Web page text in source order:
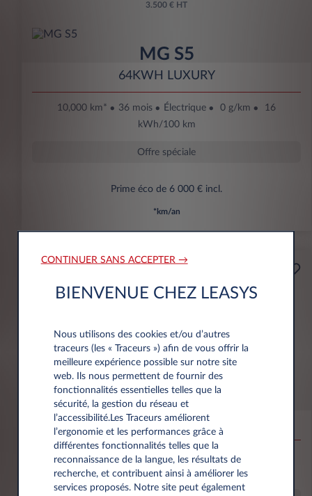
3.500 € HT
MG S5
64KWH LUXURY
10,000 km* 36 mois Électrique 0 g/km
16
kWh/100 km
Offre spéciale
Prime éco de 6 000 € incl.
*km/an
Prime Éco 159€
par mois HT
3.500 € HT
Citroën Ë-C3 Aircross
53KWH EXTENDED RANGE MAX
10,000 km* 36 mois Électrique 0 g/km
kWh/100 km
CONTINUER SANS ACCEPTER →
BIENVENUE CHEZ LEASYS
Nous utilisons des cookies et/ou d’autres
traceurs (les « Traceurs ») afin de vous offrir la
meilleure expérience possible sur notre site
web. Ils nous permettent de fournir des
fonctionnalités essentielles telles que la
sécurité, la gestion du réseau et
l’accessibilité.Les Traceurs améliorent
l’ergonomie et les performances grâce à
différentes fonctionnalités telles que la
reconnaissance de la langue, les résultats de
recherche, et contribuent ainsi à améliorer les
services proposés. Notre site peut également